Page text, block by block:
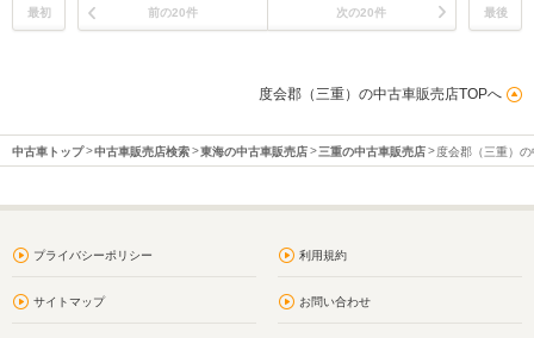
最初 前の20件 次の20件 最後
度会郡（三重）の中古車販売店TOPへ
中古車トップ 中古車販売店検索 東海の中古車販売店 三重の中古車販売店 度会郡（三重）
プライバシーポリシー 利用規約
サイトマップ お問い合わせ